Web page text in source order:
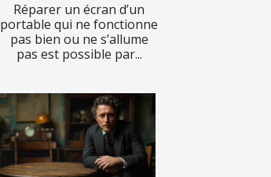
Réparer un écran d’un
portable qui ne fonctionne
pas bien ou ne s’allume
pas est possible par...